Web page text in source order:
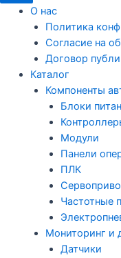
О нас
Политика
Согласие на
Договор
Каталог
Компоненты
Блоки
Модули
Панели
ПЛК
Частотные
Мониторинг и
Датчики